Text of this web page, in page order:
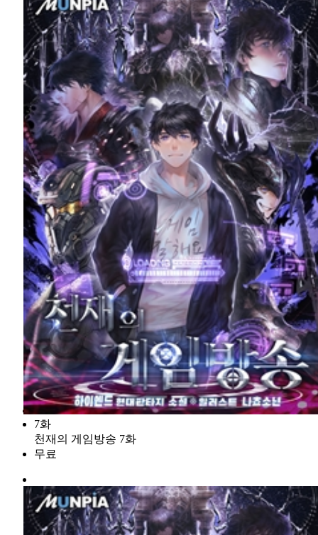
7화
천재의 게임방송 7화
무료